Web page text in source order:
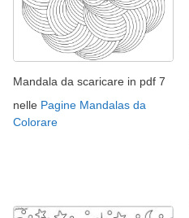
Mandala da scaricare in pdf 7
nelle Pagine Mandalas da
Colorare